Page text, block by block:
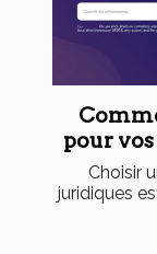
pour
Choisir
juridiques